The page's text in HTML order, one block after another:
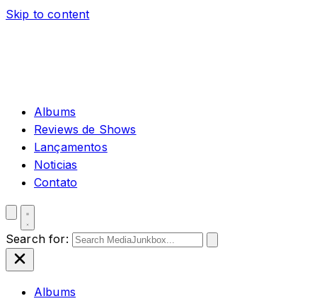
Skip to content
Albums
Reviews de Shows
Lançamentos
Noticias
Contato
Search for:
Albums